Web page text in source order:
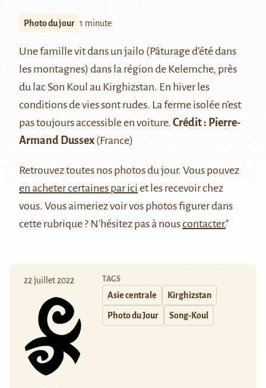
Photo du jour 1 minute
Une famille vit dans un jailo (Pâturage d’été dans
les montagnes) dans la région de Kelemche, près
du lac Son Koul au Kirghizstan. En hiver les
conditions de vies sont rudes. La ferme isolée n’est
pas toujours accessible en voiture. Crédit : Pierre-
Armand Dussex (France)
Retrouveztoutes nos photos du jour. Vous pouvez
en acheter certaines par ici et les recevoir chez
vous. Vous aimeriez voir vos photos figurer dans
cette rubrique ? N'hésitez pas à nouscontacter."
22 juillet 2022 TAGS
Asie centrale Kirghizstan
Photo du Jour Song-Koul